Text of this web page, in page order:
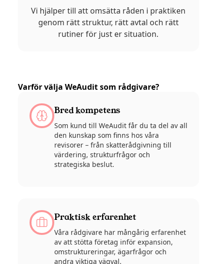
Vi hjälper till att omsätta råden i praktiken
genom rätt struktur, rätt avtal och rätt
rutiner för just er situation.
Varför välja WeAudit som rådgivare?
Bred kompetens
Som kund till WeAudit får du ta del av all
den kunskap som finns hos våra
revisorer – från skatterådgivning till
värdering, strukturfrågor och
strategiska beslut.
Praktisk erfarenhet
Våra rådgivare har mångårig erfarenhet
av att stötta företag inför expansion,
omstruktureringar, ägarfrågor och
andra viktiga vägval.